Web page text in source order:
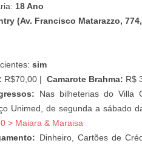
18 Ano
(Av. Francisco Matarazzo, 774
sim
R$70,00 | Camarote Brahma: R$
Nas bilheterias do Villa
Unimed, de segunda a sábado
> Maiara & Maraisa
Dinheiro, Cartões de